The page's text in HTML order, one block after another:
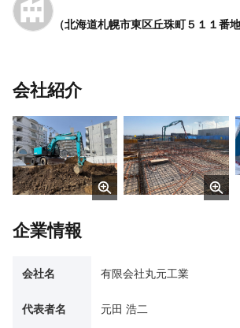
（北海道札幌市東区丘珠町５１１番地
会社紹介
企業情報
会社名 有限会社丸元工業
代表者名 元田 浩二